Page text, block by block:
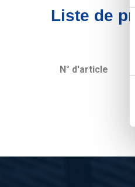
Liste de
N° d'article